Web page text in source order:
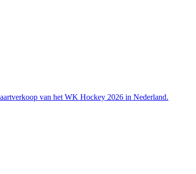
van het WK Hockey 2026 in Nederland.